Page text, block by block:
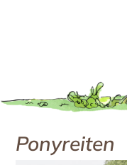
Ponyreiten